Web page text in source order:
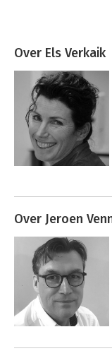
Over Els Verkaik
Over Jeroen